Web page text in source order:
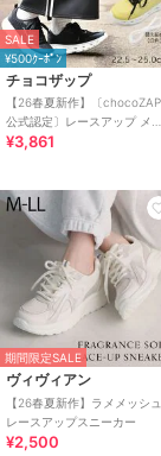
SALE
¥500ｸｰﾎﾟﾝ
チョコザップ
【26春夏新作】〔chocoZAP
公式認定〕レースアップ メッ
シュ スニーカー
¥3,861
期間限定SALE
ヴィヴィアン
【26春夏新作】ラメメッシュ
レースアップスニーカー
¥2,500